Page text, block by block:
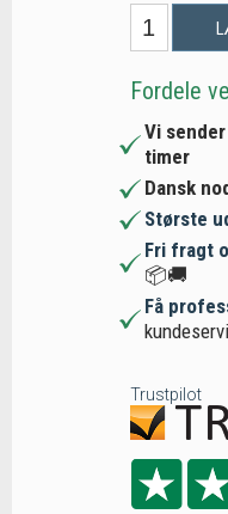
Fordele
Vi
timer
Dansk
Største
Fri fragt
📦🚚
Få
Trustpilot